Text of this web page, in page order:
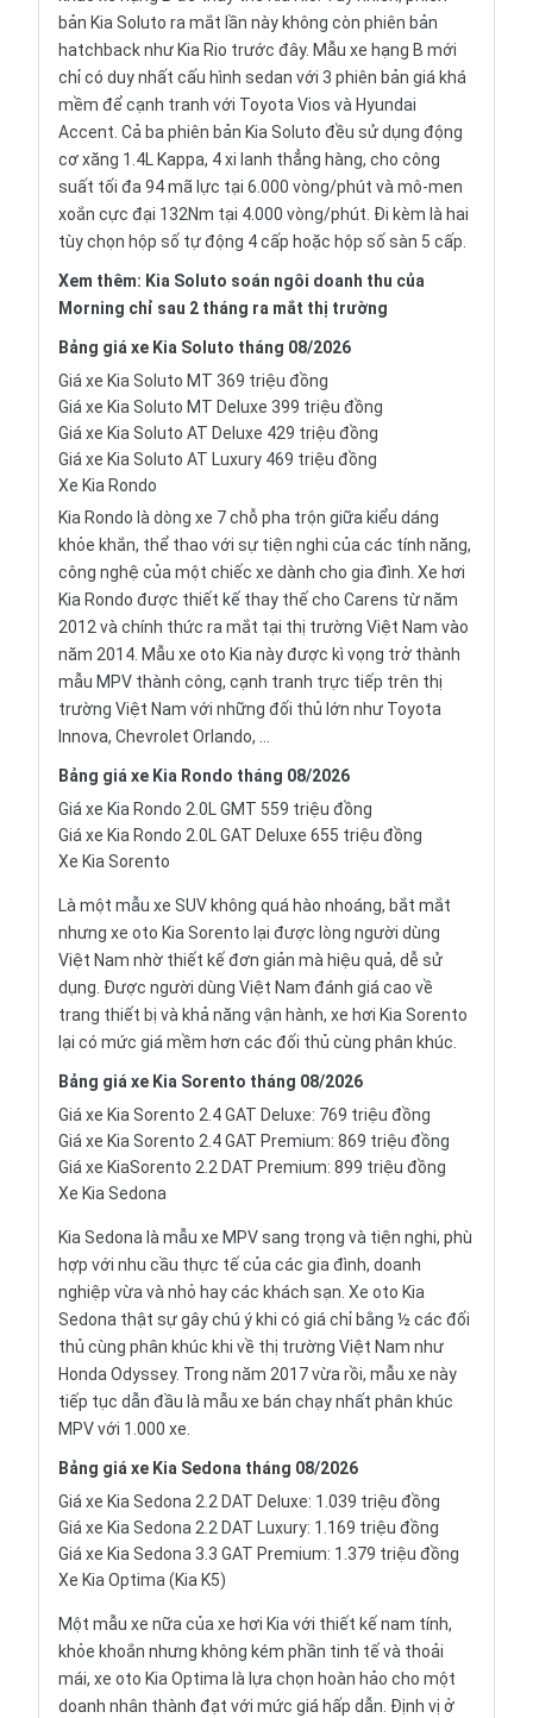
bản Kia Soluto ra mắt lần này không còn phiên bản
hatchbacknhư Kia Rio trước đây. Mẫu xe hạng B mới
chỉ có duy nhất cấu hình sedan với 3 phiên bản giá khá
mềm để cạnh tranh với Toyota Vios và Hyundai
Accent. Cả ba phiên bản Kia Soluto đều sử dụng động
cơ xăng 1.4L Kappa, 4 xi lanh thẳng hàng, cho công
suất tối đa 94 mã lực tại 6.000 vòng/phút và mô-men
xoắn cực đại 132Nm tại 4.000 vòng/phút. Đi kèm là hai
tùy chọn hộp số tự động 4 cấp hoặc hộp số sàn 5 cấp.
Xem thêm: Kia Soluto soán ngôi doanh thu của
Morning chỉ sau 2 tháng ra mắt thị trường
Bảng giá xe Kia Soluto tháng 08/2026
Giá xe Kia Soluto MT 369 triệu đồng
Giá xe Kia Soluto MT Deluxe 399 triệu đồng
Giá xe Kia Soluto AT Deluxe 429 triệu đồng
Giá xe Kia Soluto AT Luxury 469 triệu đồng
Xe Kia Rondo
Kia Rondo là dòng xe 7 chỗ pha trộn giữa kiểu dáng
khỏe khắn, thể thao với sự tiện nghi của các tính năng,
công nghệ của một chiếc xe dành cho gia đình. Xe hơi
Kia Rondo được thiết kế thay thế cho Carens từ năm
2012 và chính thức ra mắt tại thị trường Việt Nam vào
năm 2014. Mẫu xe oto Kia này được kì vọng trở thành
mẫu MPV thành công, cạnh tranh trực tiếp trên thị
trường Việt Nam với những đối thủ lớn như Toyota
Innova, Chevrolet Orlando, …
Bảng giá xe Kia Rondo tháng 08/2026
Giá xe Kia Rondo 2.0L GMT 559 triệu đồng
Giá xe Kia Rondo 2.0L GAT Deluxe 655 triệu đồng
Xe Kia Sorento
Là một mẫu xe SUV không quá hào nhoáng, bắt mắt
nhưng xe oto Kia Sorento lại được lòng người dùng
Việt Nam nhờ thiết kế đơn giản mà hiệu quả, dễ sử
dụng. Được người dùng Việt Nam đánh giá cao về
trang thiết bị và khả năng vận hành, xe hơi Kia Sorento
lại có mức giá mềm hơn các đối thủ cùng phân khúc.
Bảng giá xe Kia Sorento tháng 08/2026
Giá xe Kia Sorento 2.4 GAT Deluxe: 769 triệu đồng
Giá xe Kia Sorento 2.4 GAT Premium: 869 triệu đồng
Giá xe KiaSorento 2.2 DAT Premium: 899 triệu đồng
Xe Kia Sedona
Kia Sedona là mẫu xe MPV sang trọng và tiện nghi, phù
hợp với nhu cầu thực tế của các gia đình, doanh
nghiệp vừa và nhỏ hay các khách sạn. Xe oto Kia
Sedona thật sự gây chú ý khi có giá chỉ bằng ½ các đối
thủ cùng phân khúc khi về thị trường Việt Nam như
Honda Odyssey. Trong năm 2017 vừa rồi, mẫu xe này
tiếp tục dẫn đầu là mẫu xe bán chạy nhất phân khúc
MPV với 1.000 xe.
Bảng giá xe Kia Sedona tháng 08/2026
Giá xe Kia Sedona 2.2 DAT Deluxe: 1.039 triệu đồng
Giá xe Kia Sedona 2.2 DAT Luxury: 1.169 triệu đồng
Giá xe Kia Sedona 3.3 GAT Premium: 1.379 triệu đồng
Xe Kia Optima (Kia K5)
Một mẫu xe nữa của xe hơi Kia với thiết kế nam tính,
khỏe khoắn nhưng không kém phần tinh tế và thoải
mái, xe oto Kia Optima là lựa chọn hoàn hảo cho một
doanh nhân thành đạt với mức giá hấp dẫn. Định vị ở